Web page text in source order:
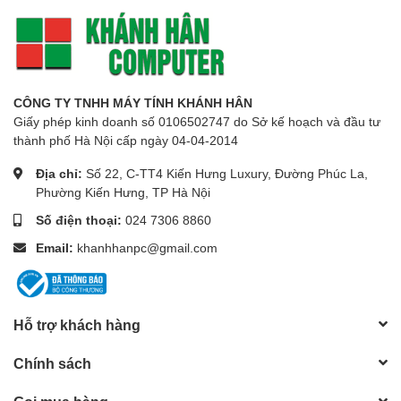
CÔNG TY TNHH MÁY TÍNH KHÁNH HÂN
Giấy phép kinh doanh số 0106502747 do Sở kế hoạch và đầu tư
thành phố Hà Nội cấp ngày 04-04-2014
Địa chỉ: Số 22, C-TT4 Kiến Hưng Luxury, Đường Phúc La,
Phường Kiến Hưng, TP Hà Nội
Số điện thoại: 024 7306 8860
Email: khanhhanpc@gmail.com
Hỗ trợ khách hàng
Chính sách